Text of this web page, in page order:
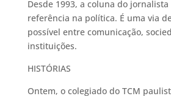
Desde 1993, a coluna do jornalista
referência na política. É uma via
possível entre comunicação,
instituições.
HISTÓRIAS
Ontem, o colegiado do TCM